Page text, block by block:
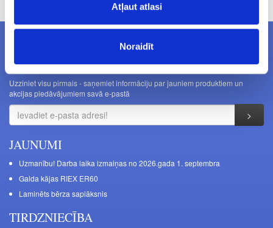
Atļaut atlasi
Noraidīt
JAUNUMI E-PASTĀ
Uzziniet visu pirmais - saņemiet informāciju par jauniem produktiem un
akcijas piedāvājumiem savā e-pastā
JAUNUMI
Uzmanību! Darba laika izmaiņas no 2026.gada 1. septembra
Galda kājas RIEX ER60
Laminēts bērza saplāksnis
TIRDZNIECĪBA